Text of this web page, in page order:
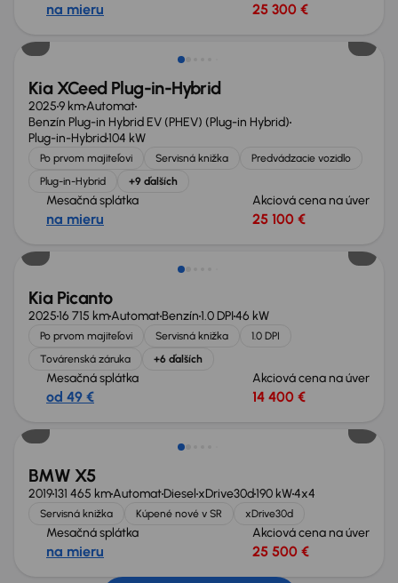
na mieru 25 300 €
Zlacnené o 1 900 €
Kia XCeed Plug-in-Hybrid
20259 kmAutomat
Benzín Plug-in Hybrid EV (PHEV) (Plug-in Hybrid)
Plug-in-Hybrid104 kW
Po prvom majiteľovi Servisná knižka
Predvádzacie vozidlo
Plug-in-Hybrid
+9 ďalších
Mesačná splátka
na mieru
Akciová cena na úver
25 100 €
Ušetríte 6 200 €
Kia Picanto
202516 715 kmAutomatBenzín1.0 DPI46 kW
Po prvom majiteľovi Servisná knižka
1.0 DPI
Továrenská záruka
+6 ďalších
Mesačná splátka
od 49 €
Akciová cena na úver
14 400 €
Zlacnené o 4 100 €
BMW X5
2019131 465 kmAutomatDiesel xDrive30d190 kW4x4
Servisná knižka Kúpené nové v SR xDrive30d
Mesačná splátka
na mieru
Akciová cena na úver
25 500 €